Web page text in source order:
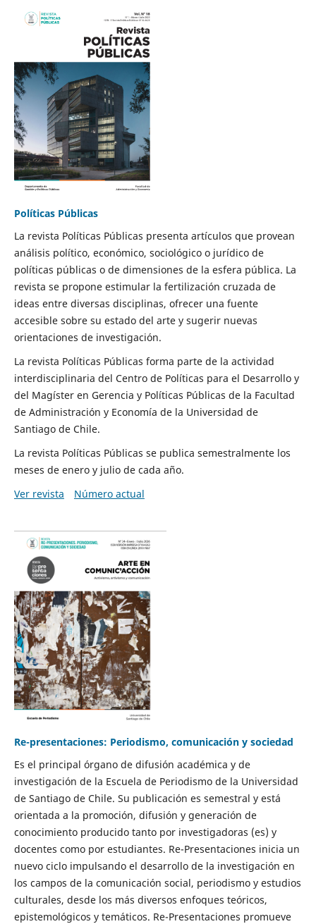
Políticas Públicas
La revista Políticas Públicas presenta artículos que provean
análisis político, económico, sociológico o jurídico de
políticas públicas o de dimensiones de la esfera pública. La
revista se propone estimular la fertilización cruzada de
ideas entre diversas disciplinas, ofrecer una fuente
accesible sobre su estado del arte y sugerir nuevas
orientaciones de investigación.
La revista Políticas Públicas forma parte de la actividad
interdisciplinaria del Centro de Políticas para el Desarrollo y
del Magíster en Gerencia y Políticas Públicas de la Facultad
de Administración y Economía de la Universidad de
Santiago de Chile.
La revista Políticas Públicas se publica semestralmente los
meses de enero y julio de cada año.
Ver revista
Número actual
Re-presentaciones: Periodismo, comunicación y sociedad
Es el principal órgano de difusión académica y de
investigación de la Escuela de Periodismo de la Universidad
de Santiago de Chile. Su publicación es semestral y está
orientada a la promoción, difusión y generación de
conocimiento producido tanto por investigadoras (es) y
docentes como por estudiantes. Re-Presentaciones inicia un
nuevo ciclo impulsando el desarrollo de la investigación en
los campos de la comunicación social, periodismo y estudios
culturales, desde los más diversos enfoques teóricos,
epistemológicos y temáticos. Re-Presentaciones promueve